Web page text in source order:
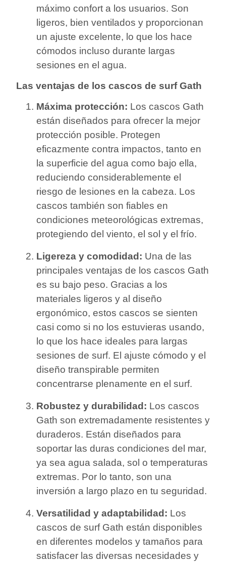
máximo confort a los usuarios. Son
ligeros, bien ventilados y proporcionan
un ajuste excelente, lo que los hace
cómodos incluso durante largas
sesiones en el agua.
Las ventajas de los cascos de surf Gath
Máxima protección: Los cascos Gath
están diseñados para ofrecer la mejor
protección posible. Protegen
eficazmente contra impactos, tanto en
la superficie del agua como bajo ella,
reduciendo considerablemente el
riesgo de lesiones en la cabeza. Los
cascos también son fiables en
condiciones meteorológicas extremas,
protegiendo del viento, el sol y el frío.
Ligereza y comodidad: Una de las
principales ventajas de los cascos Gath
es su bajo peso. Gracias a los
materiales ligeros y al diseño
ergonómico, estos cascos se sienten
casi como si no los estuvieras usando,
lo que los hace ideales para largas
sesiones de surf. El ajuste cómodo y el
diseño transpirable permiten
concentrarse plenamente en el surf.
Robustez y durabilidad: Los cascos
Gath son extremadamente resistentes y
duraderos. Están diseñados para
soportar las duras condiciones del mar,
ya sea agua salada, sol o temperaturas
extremas. Por lo tanto, son una
inversión a largo plazo en tu seguridad.
Versatilidad y adaptabilidad: Los
cascos de surf Gath están disponibles
en diferentes modelos y tamaños para
satisfacer las diversas necesidades y